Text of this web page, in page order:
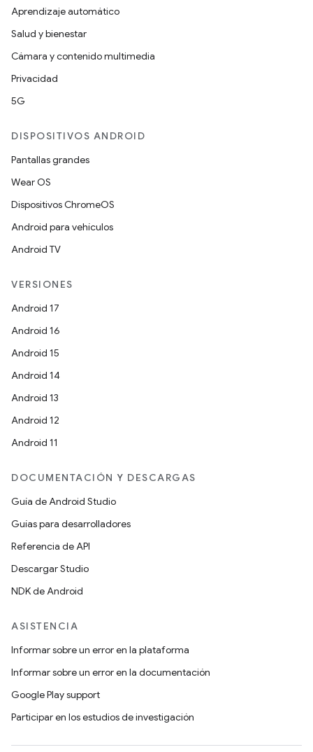
Aprendizaje automático
Salud y bienestar
Cámara y contenido multimedia
Privacidad
5G
DISPOSITIVOS ANDROID
Pantallas grandes
Wear OS
Dispositivos ChromeOS
Android para vehículos
Android TV
VERSIONES
Android 17
Android 16
Android 15
Android 14
Android 13
Android 12
Android 11
DOCUMENTACIÓN Y DESCARGAS
Guía de Android Studio
Guías para desarrolladores
Referencia de API
Descargar Studio
NDK de Android
ASISTENCIA
Informar sobre un error en la plataforma
Informar sobre un error en la documentación
Google Play support
Participar en los estudios de investigación